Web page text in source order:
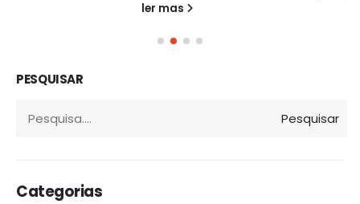
PESQUISAR
Pesquisar
Categorias